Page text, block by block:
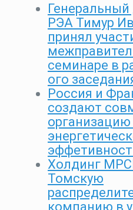
Генеральный
РЭА Тимур
принял
семинаре в
ого
Россия и
создают
организацию
Холдинг
Томскую
компанию в